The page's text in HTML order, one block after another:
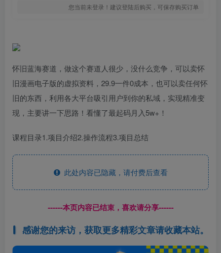
您当前未登录！建议登陆后购买，可保存购买订单
怀旧蓝海赛道，做这个赛道人很少，没什么竞争，可以卖怀
旧漫画电子版的虚拟资料，29.9一件0成本，也可以卖任何怀
旧的东西，利用各大平台吸引用户到你的私域，实现精准变
现，主要讲一下思路！看懂了最起码月入5w+！
课程目录1.项目介绍2.操作流程3.项目总结
此处内容已隐藏，请付费后查看
------本页内容已结束，喜欢请分享------
感谢您的来访，获取更多精彩文章请收藏本站。